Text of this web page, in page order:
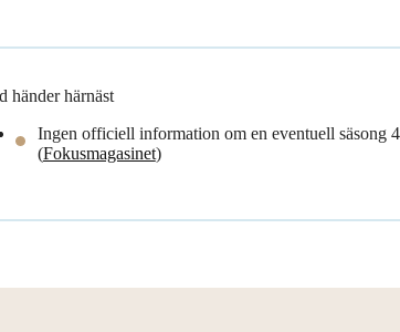
händer härnäst
Ingen officiell information om en eventuell säsong 4
(Fokusmagasinet)